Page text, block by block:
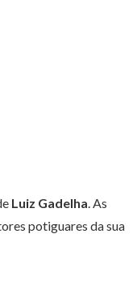
Luiz Gadelha. As
potiguares da sua